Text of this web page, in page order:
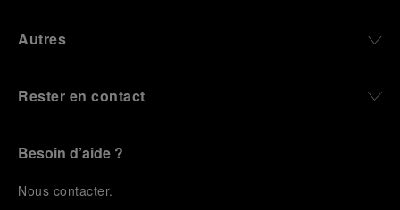
Autres
Rester en contact
Besoin d’aide ?
Nous contacter.